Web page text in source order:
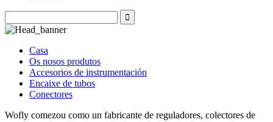
Casa
Os nosos produtos
Accesorios de instrumentación
Encaixe de tubos
Conectores
Wofly comezou como un fabricante de reguladores, colectores de